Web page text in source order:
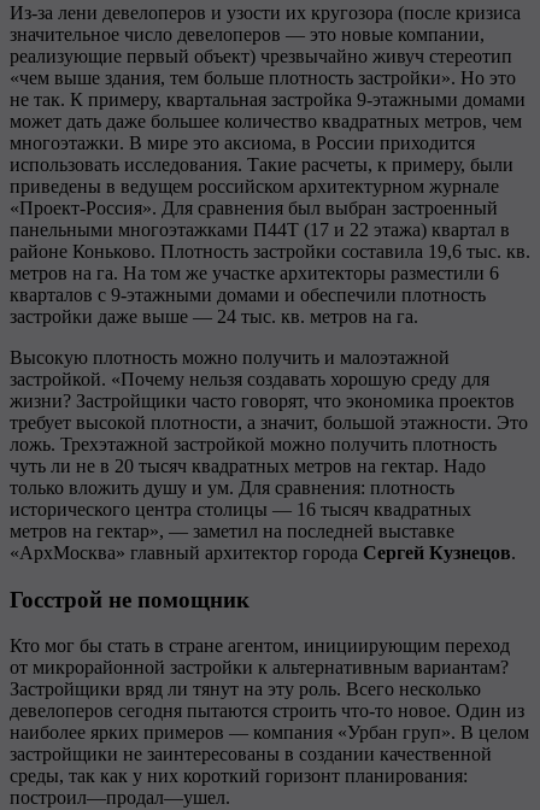
Из-за лени девелоперов и узости их кругозора (после кризиса
значительное число девелоперов — это новые компании,
реализующие первый объект) чрезвычайно живуч стереотип
«чем выше здания, тем больше плотность застройки». Но это
не так. К примеру, квартальная застройка 9-этажными домами
может дать даже большее количество квадратных метров, чем
многоэтажки. В мире это аксиома, в России приходится
использовать исследования. Такие расчеты, к примеру, были
приведены в ведущем российском архитектурном журнале
«Проект-Россия». Для сравнения был выбран застроенный
панельными многоэтажками П44Т (17 и 22 этажа) квартал в
районе Коньково. Плотность застройки составила 19,6 тыс. кв.
метров на га. На том же участке архитекторы разместили 6
кварталов с 9-этажными домами и обеспечили плотность
застройки даже выше — 24 тыс. кв. метров на га.
Высокую плотность можно получить и малоэтажной
застройкой. «Почему нельзя создавать хорошую среду для
жизни? Застройщики часто говорят, что экономика проектов
требует высокой плотности, а значит, большой этажности. Это
ложь. Трехэтажной застройкой можно получить плотность
чуть ли не в 20 тысяч квадратных метров на гектар. Надо
только вложить душу и ум. Для сравнения: плотность
исторического центра столицы — 16 тысяч квадратных
метров на гектар», — заметил на последней выставке
«АрхМосква» главный архитектор города Сергей Кузнецов.
Госстрой не помощник
Кто мог бы стать в стране агентом, инициирующим переход
от микрорайонной застройки к альтернативным вариантам?
Застройщики вряд ли тянут на эту роль. Всего несколько
девелоперов сегодня пытаются строить что-то новое. Один из
наиболее ярких примеров — компания «Урбан груп». В целом
застройщики не заинтересованы в создании качественной
среды, так как у них короткий горизонт планирования:
построил—продал—ушел.